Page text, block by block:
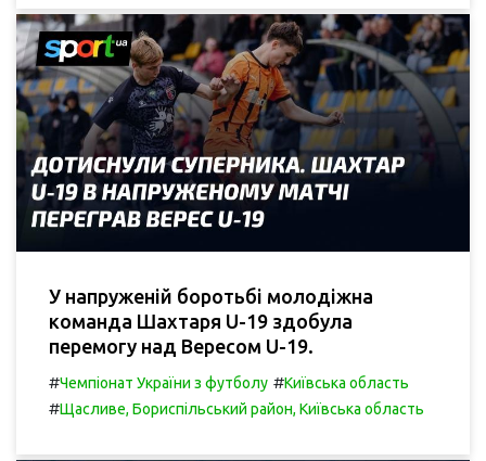
У напруженій боротьбі молодіжна
команда Шахтаря U-19 здобула
перемогу над Вересом U-19.
#Чемпіонат України з футболу #Київська область
#Щасливе, Бориспільський район, Київська область